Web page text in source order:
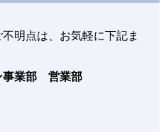
ョンとは
船業界向け設計ソリューシ
フェース」を提供開始
ングによる工期短縮・コス
明点は、お気軽に下記ま
事業部 営業部